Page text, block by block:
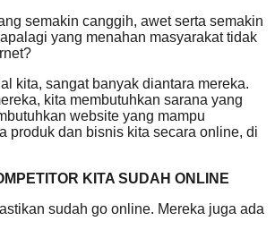
semakin canggih, awet serta semakin
yang menahan masyarakat tidak
kita, sangat banyak diantara mereka.
kita membutuhkan sarana yang
website yang mampu
produk dan bisnis kita secara online, di
KITA SUDAH ONLINE
sudah go online. Mereka juga ada